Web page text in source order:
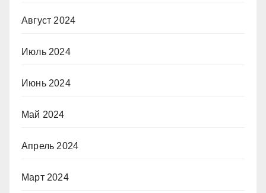
Август 2024
Июль 2024
Июнь 2024
Май 2024
Апрель 2024
Март 2024